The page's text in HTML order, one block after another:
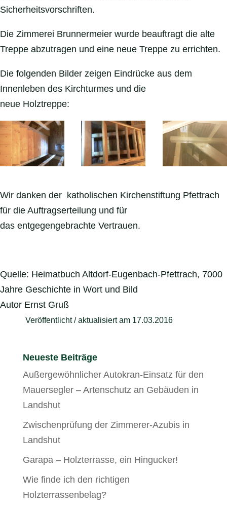
Sicherheitsvorschriften.
Die Zimmerei Brunnermeier wurde beauftragt die alte
Treppe abzutragen und eine neue Treppe zu errichten.
Die folgenden Bilder zeigen Eindrücke aus dem
Innenleben des Kirchturmes und die
neue Holztreppe:
Wir danken der katholischen Kirchenstiftung Pfettrach
für die Auftragserteilung und für
das entgegengebrachte Vertrauen.
Quelle: Heimatbuch Altdorf-Eugenbach-Pfettrach, 7000
Jahre Geschichte in Wort und Bild
Autor Ernst Gruß
Veröffentlicht / aktualisiert am 17.03.2016
Neueste Beiträge
Außergewöhnlicher Autokran-Einsatz für den
Mauersegler – Artenschutz an Gebäuden in
Landshut
Zwischenprüfung der Zimmerer-Azubis in
Landshut
Garapa – Holzterrasse, ein Hingucker!
Wie finde ich den richtigen
Holzterrassenbelag?